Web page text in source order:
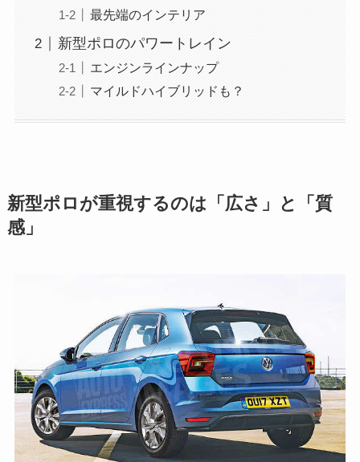
最先端のインテリア
新型ポロのパワートレイン
エンジンラインナップ
マイルドハイブリッドも？
新型ポロが重視するのは「広さ」と「質
感」